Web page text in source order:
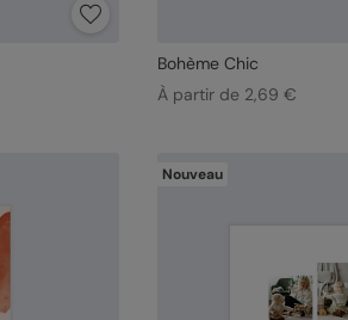
Bohème Chic
À partir de 2,69 €
Nouveau